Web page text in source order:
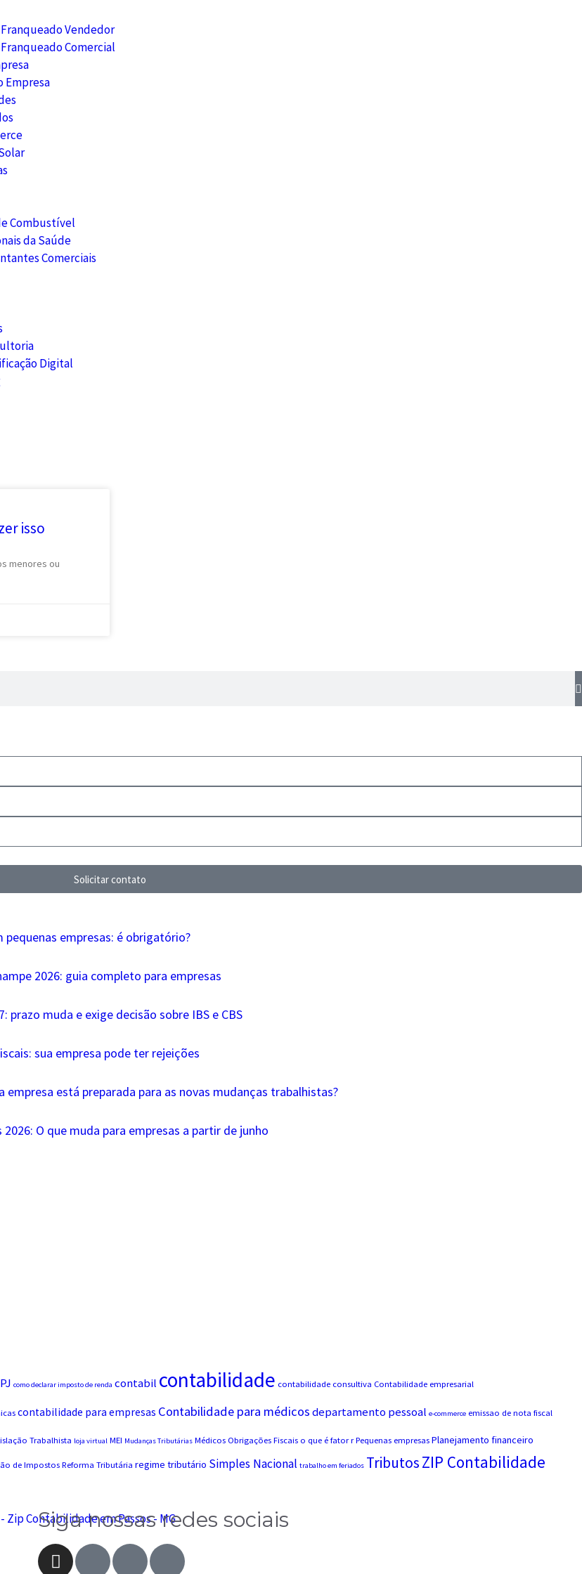
Vendedor
Comercial
Empresa
Combustível
da Saúde
Comerciais
Digital
isso
menores ou
Solicitar contato
empresas: é obrigatório?
2026: guia completo para empresas
prazo muda e exige decisão sobre IBS e CBS
sua empresa pode ter rejeições
empresa está preparada para as novas mudanças trabalhistas?
O que muda para empresas a partir de junho
como declarar imposto de renda contabil contabilidade contabilidade consultiva Contabilidade empresarial
contabilidade para empresas Contabilidade para médicosdepartamento pessoal e-commerce emissao de nota fiscal
Trabalhista loja virtual MEI Mudanças Tributárias Médicos Obrigações Fiscais o que é fator r Pequenas empresas Planejamento financeiro
de ImpostosReforma Tributária regime tributário Simples Nacional trabalho em feriados TributosZIP Contabilidade
Siga nossas redes sociais